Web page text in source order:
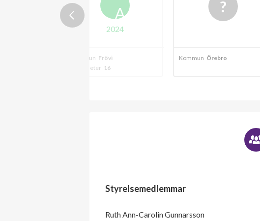
A
2024
Kommun Frövi
Lägenheter 16
Kommun Örebro
Styrelsemedlemmar
Ruth Ann-Carolin Gunnarsson